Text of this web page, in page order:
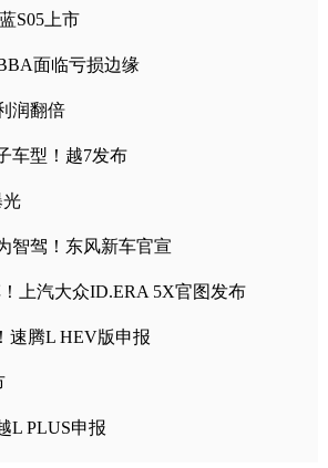
S05上市
面临亏损边缘
润翻倍
车型！越7发布
光
智驾！东风新车官宣
上汽大众ID.ERA 5X官图发布
速腾L HEV版申报
L PLUS申报